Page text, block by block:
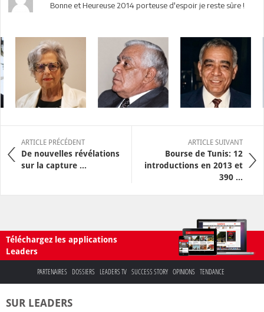
Bonne et Heureuse 2014 porteuse d'espoir je reste sûre !
ARTICLE PRÉCÉDENT
De nouvelles révélations
sur la capture ...
ARTICLE SUIVANT
Bourse de Tunis: 12
introductions en 2013 et
390 ...
Téléchargez les applications
Leaders
PARTENAIRES DOSSIERS LEADERS TV SUCCESS STORY OPINIONS TENDANCE
SUR LEADERS